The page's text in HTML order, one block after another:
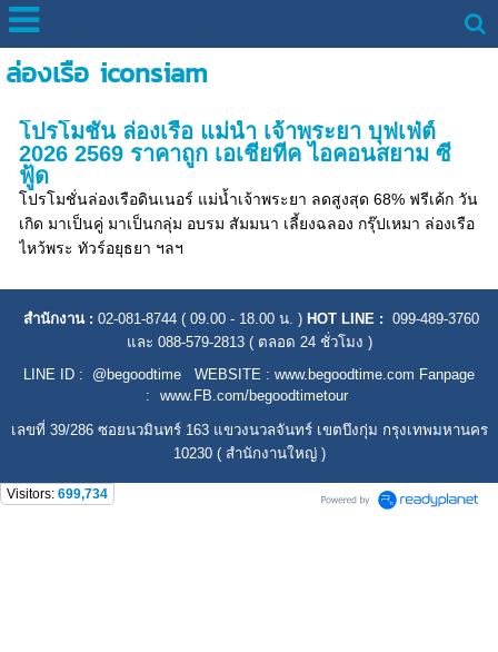
ล่องเรือ iconsiam
โปรโมชั่น ล่องเรือ แม่น้ำ เจ้าพระยา บุฟเฟ่ต์
2026 2569 ราคาถูก เอเชียทีค ไอคอนสยาม ซี
ฟู้ด
โปรโมชั่นล่องเรือดินเนอร์ แม่น้ำเจ้าพระยา ลดสูงสุด 68% ฟรีเค้ก วัน
เกิด มาเป็นคู่ มาเป็นกลุ่ม อบรม สัมมนา เลี้ยงฉลอง กรุ๊ปเหมา ล่องเรือ
ไหว้พระ ทัวร์อยุธยา ฯลฯ
สำนักงาน : 02-081-8744 ( 09.00 - 18.00 น. ) HOT LINE : 099-489-3760
และ 088-579-2813 ( ตลอด 24 ชั่วโมง )
LINE ID : @begoodtime WEBSITE : www.begoodtime.com Fanpage
:
www.FB.com/begoodtimetour
เลขที่ 39/286 ซอยนวมินทร์ 163 แขวงนวลจันทร์ เขตบึงกุ่ม กรุงเทพมหานคร
10230 ( สำนักงานใหญ่ )
Visitors: 699,734